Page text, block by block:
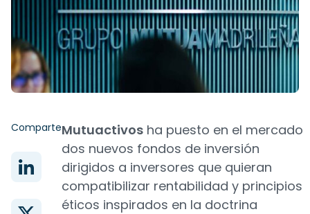
ComparteMutuactivos ha puesto en el mercado
dos nuevos fondos de inversión
dirigidos a inversores que quieran
compatibilizar rentabilidad y principios
éticos inspirados en la doctrina